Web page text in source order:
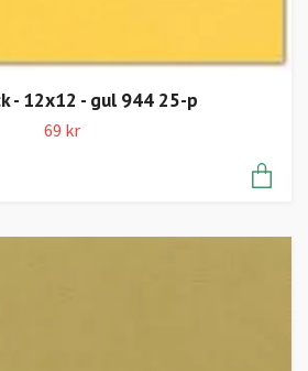
- 12x12 - gul 944 25-p
69 kr